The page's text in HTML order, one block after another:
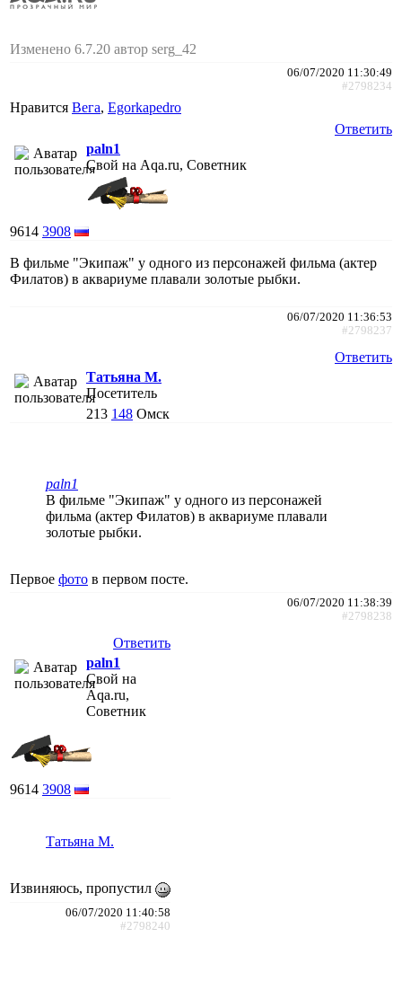
Изменено 6.7.20 автор serg_42
06/07/2020 11:30:49
#2798234
Нравится Вега, Egorkapedro
Ответить
paln1
Свой на Aqa.ru, Советник
9614 3908
В фильме "Экипаж" у одного из персонажей фильма (актер
Филатов) в аквариуме плавали золотые рыбки.
06/07/2020 11:36:53
#2798237
Ответить
Татьяна М.
Посетитель
213 148 Омск
paln1
В фильме "Экипаж" у одного из персонажей
фильма (актер Филатов) в аквариуме плавали
золотые рыбки.
Первое фото в первом посте.
06/07/2020 11:38:39
#2798238
Ответить
paln1
Свой на
Aqa.ru,
Советник
9614 3908
Татьяна М.
Извиняюсь, пропустил
06/07/2020 11:40:58
#2798240